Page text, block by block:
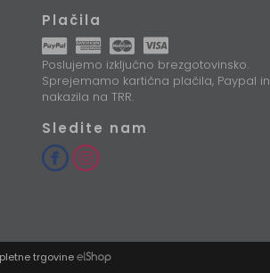
Plačila
Poslujemo izključno brezgotovinsko.
Sprejemamo kartična plačila, Paypal in
nakazila na TRR.
Sledite nam
trgovine